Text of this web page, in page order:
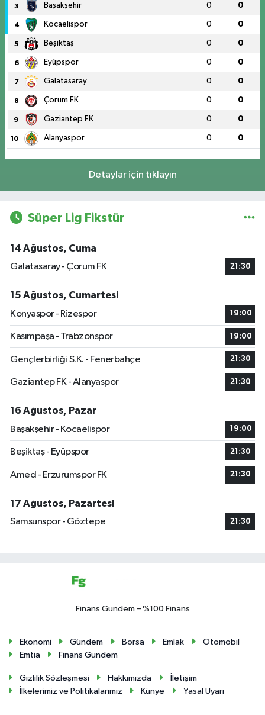
3 Başakşehir 0 0
4 Kocaelispor 0 0
5 Beşiktaş 0 0
6 Eyüpspor 0 0
7 Galatasaray 0 0
8 Çorum FK 0 0
9 Gaziantep FK 0 0
10 Alanyaspor 0 0
Detaylar için tıklayın
Süper Lig Fikstür
14 Ağustos, Cuma
Galatasaray - Çorum FK
21:30
15 Ağustos, Cumartesi
Konyaspor - Rizespor
19:00
Kasımpaşa - Trabzonspor 19:00
Gençlerbirliği S.K. - Fenerbahçe 21:30
Gaziantep FK - Alanyaspor 21:30
16 Ağustos, Pazar
Başakşehir - Kocaelispor
19:00
Beşiktaş - Eyüpspor 21:30
Amed - Erzurumspor FK 21:30
17 Ağustos, Pazartesi
Samsunspor - Göztepe
21:30
Finans Gundem – %100 Finans
Ekonomi Gündem Borsa Emlak
Otomobil
Emtia
Finans Gundem
Gizlilik Sözleşmesi Hakkımızda
İletişim
İlkelerimiz ve Politikalarımız
Künye Yasal Uyarı